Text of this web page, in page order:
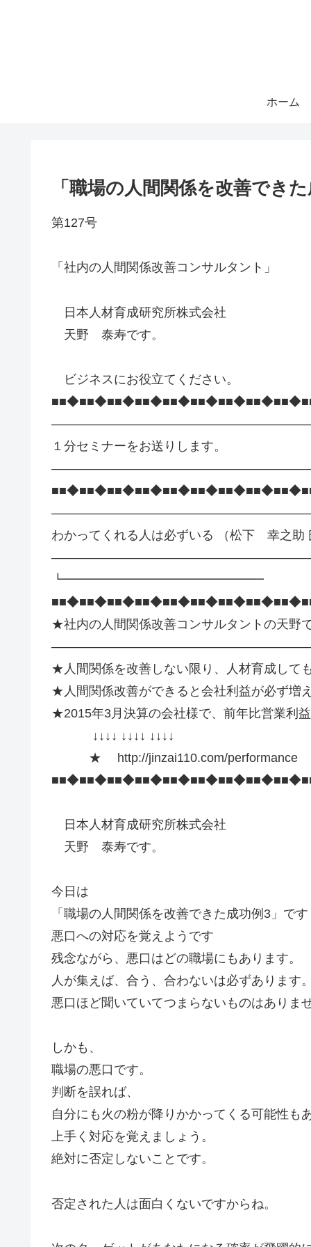
ホーム
「職場の人間関係を改善でき
第127号
「社内の人間関係改善コンサルタント」
日本人材育成研究所株式会社
天野 泰寿です。
ビジネスにお役立てください。
１分セミナーをお送りします。
わかってくれる人は必ずいる （松下 幸之助
┗━━━━━━━━━━━━━━━━
★社内の人間関係改善コンサルタントの天野で
★人間関係を改善しない限り、人材育成して
★人間関係改善ができると会社利益が必ず増え
★2015年3月決算の会社様で、前年比営業利
↓↓↓↓ ↓↓↓↓ ↓↓↓↓
★ http://jinzai110.com/performance
日本人材育成研究所株式会社
天野 泰寿です。
今日は
「職場の人間関係を改善できた成功例3」です
悪口への対応を覚えようです
残念ながら、悪口はどの職場にもあります。
人が集えば、合う、合わないは必ずあります。
悪口ほど聞いていてつまらないものはありませ
しかも、
職場の悪口です。
判断を誤れば、
自分にも火の粉が降りかかってくる可能性も
上手く対応を覚えましょう。
絶対に否定しないことです。
否定された人は面白くないですからね。